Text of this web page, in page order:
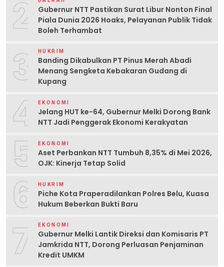
2
Gubernur NTT Pastikan Surat Libur Nonton Final
Piala Dunia 2026 Hoaks, Pelayanan Publik Tidak
Boleh Terhambat
3 HUKRIM
Banding Dikabulkan PT Pinus Merah Abadi
Menang Sengketa Kebakaran Gudang di
Kupang
4 EKONOMI
Jelang HUT ke-64, Gubernur Melki Dorong Bank
NTT Jadi Penggerak Ekonomi Kerakyatan
5 EKONOMI
Aset Perbankan NTT Tumbuh 8,35% di Mei 2026,
OJK: Kinerja Tetap Solid
6 HUKRIM
Piche Kota Praperadilankan Polres Belu, Kuasa
Hukum Beberkan Bukti Baru
7 EKONOMI
Gubernur Melki Lantik Direksi dan Komisaris PT
Jamkrida NTT, Dorong Perluasan Penjaminan
Kredit UMKM